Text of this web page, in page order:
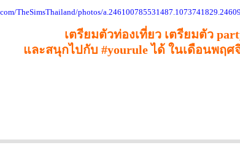
TheSimsThailand/photos/
เตรียมตัวท่องเที่ยว เตรียมตัว
และสนุกไปกับ #yourule ได้ ในเดือนพฤศ